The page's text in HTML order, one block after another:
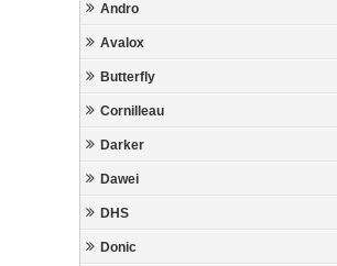
Andro
Avalox
Butterfly
Cornilleau
Darker
Dawei
DHS
Donic